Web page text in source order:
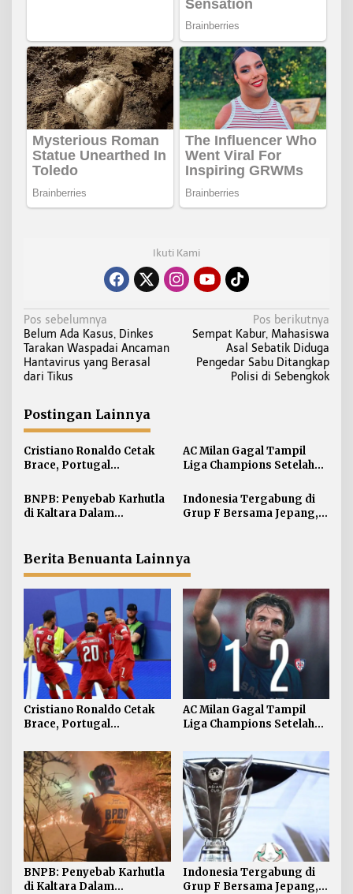
Ikuti Kami
N
a
v
i
a
s
i
p
o
s
Pos sebelumnya
Belum Ada Kasus, Dinkes
Tarakan Waspadai Ancaman
Hantavirus yang Berasal
dari Tikus
Pos berikutnya
Sempat Kabur, Mahasiswa
Asal Sebatik Diduga
Pengedar Sabu Ditangkap
Polisi di Sebengkok
Postingan Lainnya
Cristiano Ronaldo Cetak
Brace, Portugal
AC Milan Gagal Tampil
Liga Champions Setelah
BNPB: Penyebab Karhutla
di Kaltara Dalam
Indonesia Tergabung di
Grup F Bersama Jepang,
Berita Benuanta Lainnya
Cristiano Ronaldo Cetak
Brace, Portugal
AC Milan Gagal Tampil
Liga Champions Setelah
BNPB: Penyebab Karhutla
di Kaltara Dalam
Indonesia Tergabung di
Grup F Bersama Jepang,